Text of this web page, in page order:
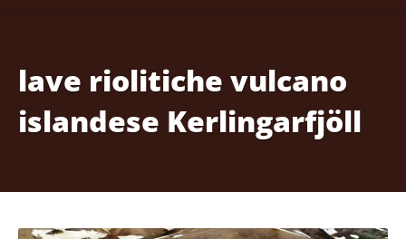
lave riolitiche vulcano
islandese Kerlingarfjöll